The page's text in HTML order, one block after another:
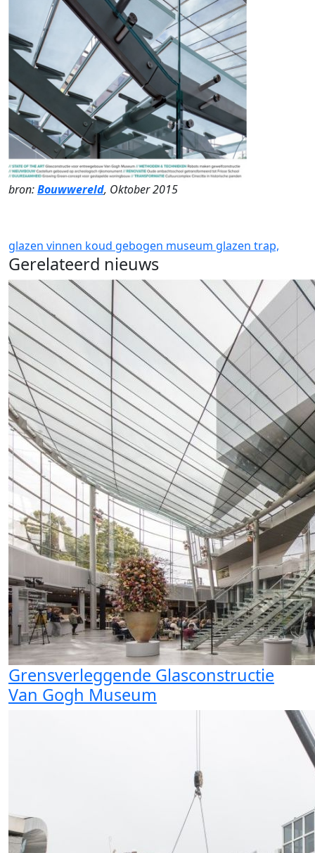
bron:Bouwwereld, Oktober 2015
glazen vinnen koud gebogen museum glazen trap,
Gerelateerd nieuws
Grensverleggende Glasconstructie
Van Gogh Museum